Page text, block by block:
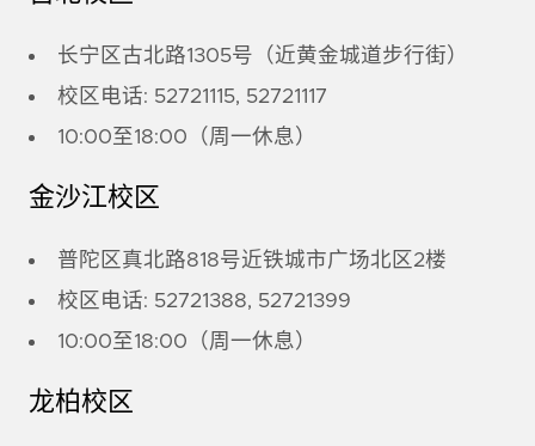
长宁区古北路1305号（近黄金城道步行街）
校区电话: 52721115, 52721117
10:00至18:00（周一休息）
金沙江校区
普陀区真北路818号近铁城市广场北区2楼
校区电话: 52721388, 52721399
10:00至18:00（周一休息）
龙柏校区